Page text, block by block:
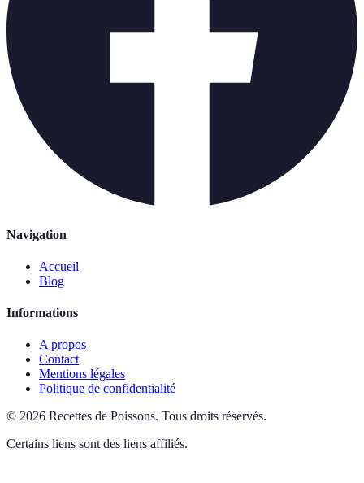
Navigation
Accueil
Blog
Informations
A propos
Contact
Mentions légales
Politique de confidentialité
© 2026 Recettes de Poissons. Tous droits réservés.
Certains liens sont des liens affiliés.